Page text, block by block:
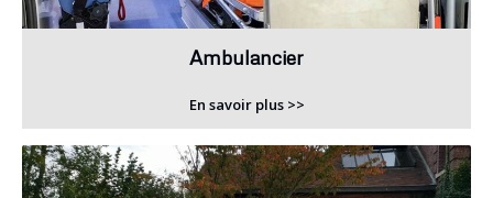
Ambulancier
En savoir plus >>